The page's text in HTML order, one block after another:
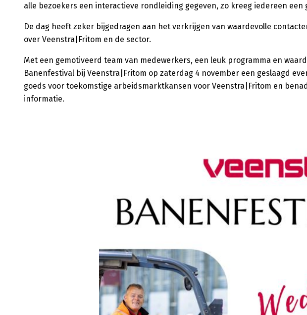
alle bezoekers een interactieve rondleiding gegeven, zo kreeg iedereen
De dag heeft zeker bijgedragen aan het verkrijgen van waardevolle
over Veenstra|Fritom en de sector.
Met een gemotiveerd team van medewerkers, een leuk programma en
Banenfestival bij Veenstra|Fritom op zaterdag 4 november een geslaagd
goeds voor toekomstige arbeidsmarktkansen voor Veenstra|Fritom en
informatie.